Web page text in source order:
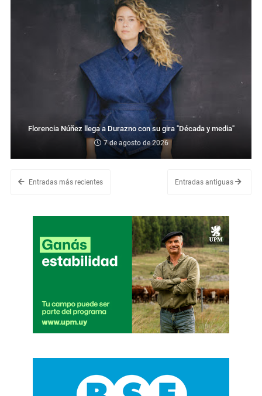
Florencia Núñez llega a Durazno con su gira "Década y media"
7 de agosto de 2026
Entradas más recientes Entradas antiguas